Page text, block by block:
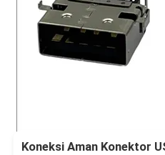
Koneksi Aman Konektor